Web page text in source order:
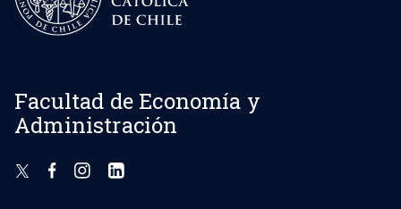
Facultad de Economía y
Administración